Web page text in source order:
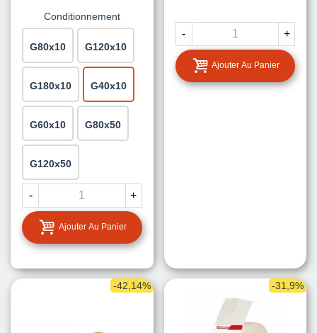
Conditionnement
G80x10 G120x10
G180x10 G40x10
G60x10 G80x50
G120x50
- +
Ajouter Au Panier
- +
Ajouter Au Panier
-42,14% -31,9%